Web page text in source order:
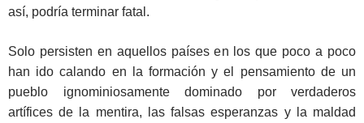
así, podría terminar fatal.
Solo persisten en aquellos países en los que poco a poco
han ido calando en la formación y el pensamiento de un
pueblo ignominiosamente dominado por verdaderos
artífices de la mentira, las falsas esperanzas y la maldad